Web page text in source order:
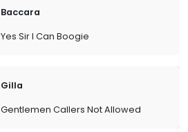
Baccara
Yes Sir I Can Boogie
Gilla
Gentlemen Callers Not Allowed